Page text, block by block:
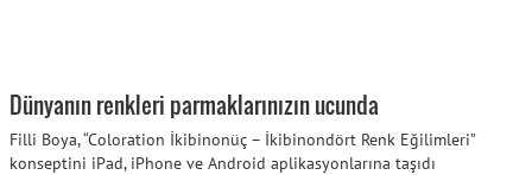
Dünyanın renkleri parmaklarınızın ucunda
Filli Boya, “Coloration İkibinonüç – İkibinondört Renk Eğilimleri”
konseptini iPad, iPhone ve Android aplikasyonlarına taşıdı